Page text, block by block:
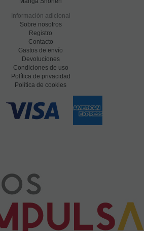
Información adicional
Sobre nosotros
Registro
Contacto
Gastos de envío
Devoluciones
Condiciones de uso
Política de privacidad
Política de cookies